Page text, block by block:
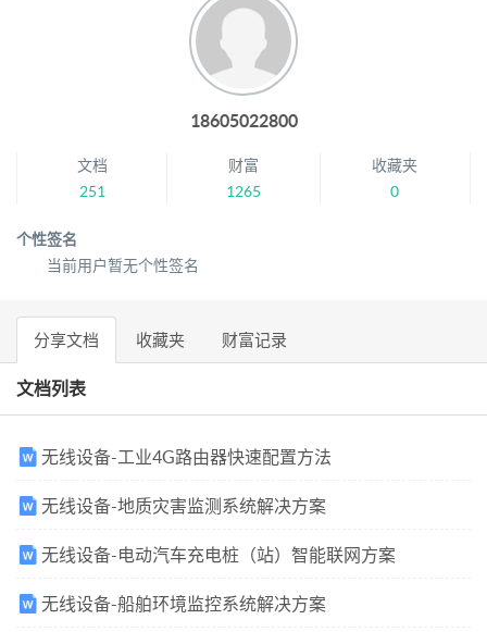
18605022800
文档
251
财富
1265
收藏夹
0
个性签名
当前用户暂无个性签名
分享文档 收藏夹 财富记录
文档列表
无线设备-工业4G路由器快速配置方法
无线设备-地质灾害监测系统解决方案
无线设备-电动汽车充电桩（站）智能联网方案
无线设备-船舶环境监控系统解决方案